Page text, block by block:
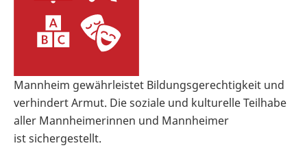
Mannheim gewährleistet Bildungsgerechtigkeit und
verhindert Armut. Die soziale und kulturelle Teilhabe
aller Mannheimerinnen und Mannheimer
ist sichergestellt.